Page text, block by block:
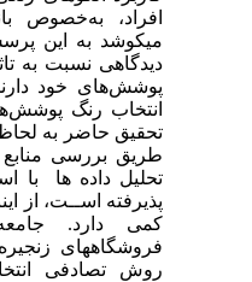
افراد، به‌خصوص بانوان
میکوشد به این پرسش پاسخ
دیدگاهی نسبت به
پوشش‌های خود دارند؟
انتخاب رنگ پوشش‌های
تحقیق حاضر به لحاظ هدف
طریق بررسی منابع
تحلیل داده ها با استفاده
پذیرفته اســت، از اینرو
کمی دارد. جامعه آماری
فروشگاههای زنجیره‌ای
روش تصادفی انتخاب